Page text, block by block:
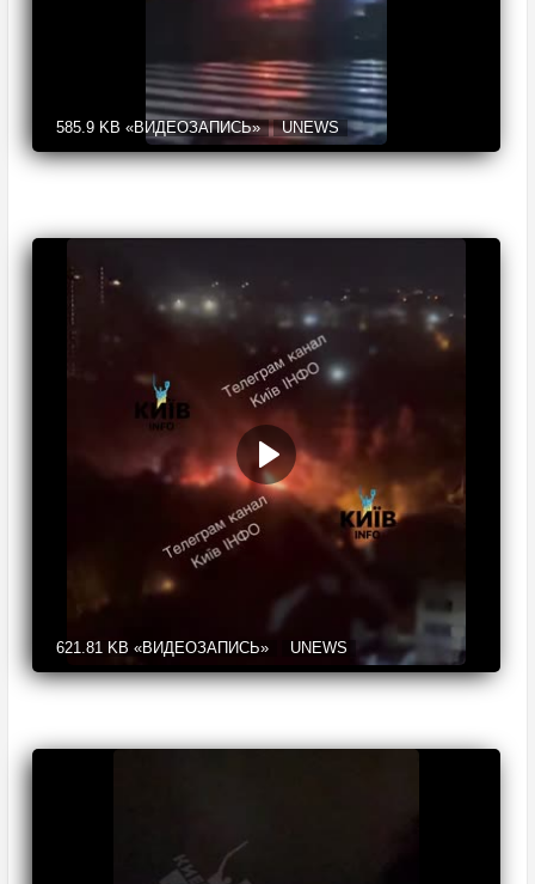
585.9 KB «ВИДЕОЗАПИСЬ» UNEWS
621.81 KB «ВИДЕОЗАПИСЬ» UNEWS